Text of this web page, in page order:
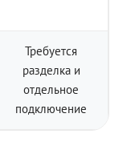
Требуется
разделка и
отдельное
подключение